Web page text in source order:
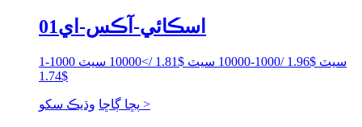
اسڪائي-آڪس-اي01
1-1000 سيٽ $1.96 /1000-10000 سيٽ $1.81 />10000 سيٽ
$1.74
پڇا ڳاڇا وڌيڪ سکو >